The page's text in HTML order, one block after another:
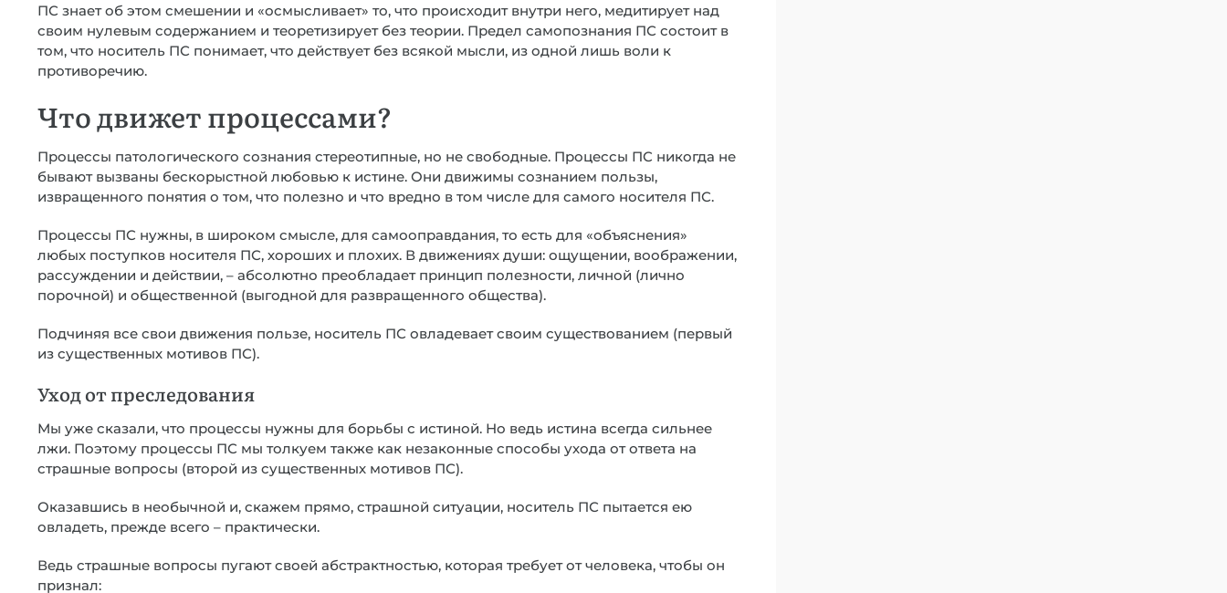
ПС знает об этом смешении и «осмысливает» то, что происходит внутри него, медитирует над
своим нулевым содержанием и теоретизирует без теории. Предел самопознания ПС состоит в
том, что носитель ПС понимает, что действует без всякой мысли, из одной лишь воли к
противоречию.
Что движет процессами?
Процессы патологического сознания стереотипные, но не свободные. Процессы ПС никогда не
бывают вызваны бескорыстной любовью к истине. Они движимы сознанием пользы,
извращенного понятия о том, что полезно и что вредно в том числе для самого носителя ПС.
Процессы ПС нужны, в широком смысле, для самооправдания, то есть для «объяснения»
любых поступков носителя ПС, хороших и плохих. В движениях души: ощущении, воображении,
рассуждении и действии, – абсолютно преобладает принцип полезности, личной (лично
порочной) и общественной (выгодной для развращенного общества).
Подчиняя все свои движения пользе, носитель ПС овладевает своим существованием (первый
из существенных мотивов ПС).
Уход от преследования
Мы уже сказали, что процессы нужны для борьбы с истиной. Но ведь истина всегда сильнее
лжи. Поэтому процессы ПС мы толкуем также как незаконные способы ухода от ответа на
страшные вопросы (второй из существенных мотивов ПС).
Оказавшись в необычной и, скажем прямо, страшной ситуации, носитель ПС пытается ею
овладеть, прежде всего – практически.
Ведь страшные вопросы пугают своей абстрактностью, которая требует от человека, чтобы он
признал: